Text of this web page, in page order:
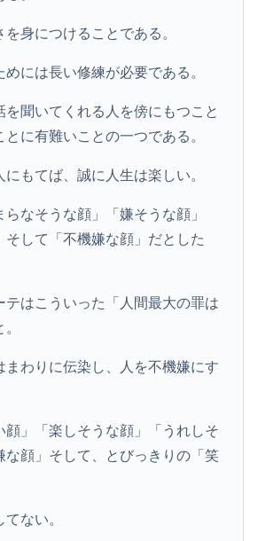
身につけることである。
には長い修練が必要である。
を聞いてくれる人を傍にもつこと
に有難いことの一つである。
もてば、誠に人生は楽しい。
らなそうな顔」「嫌そうな顔」
そして「不機嫌な顔」だとした
テはこういった「人間最大の罪は
まわりに伝染し、人を不機嫌にす
顔」「楽しそうな顔」「うれしそ
な顔」そして、とびっきりの「笑
ない。